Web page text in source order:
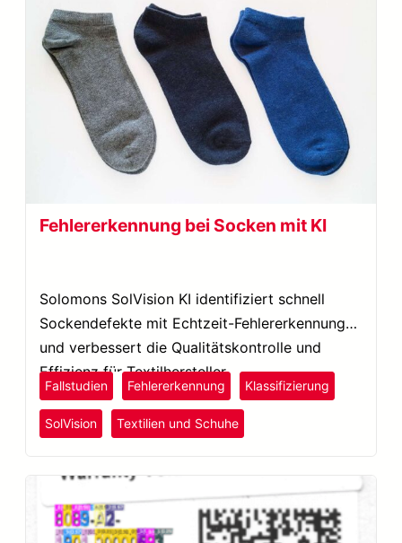
Fehlererkennung bei Socken mit KI
Solomons SolVision KI identifiziert schnell
Sockendefekte mit Echtzeit-Fehlererkennung
und verbessert die Qualitätskontrolle und
Effizienz für Textilhersteller.
Fallstudien Fehlererkennung Klassifizierung
SolVision Textilien und Schuhe